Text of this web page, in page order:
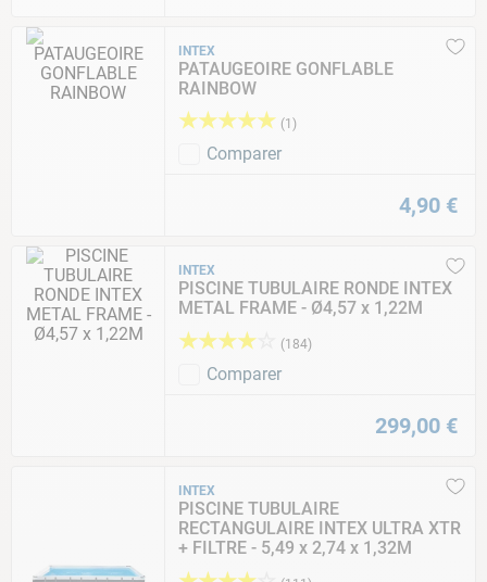
INTEX
PATAUGEOIRE GONFLABLE
RAINBOW
★★★★★ (1 )
Comparer
4,90 €
INTEX
PISCINE TUBULAIRE RONDE INTEX
METAL FRAME - Ø4,57 x 1,22M
★★★★ (184)
Comparer
299,00 €
INTEX
PISCINE TUBULAIRE
RECTANGULAIRE INTEX ULTRA XTR
+ FILTRE - 5,49 x 2,74 x 1,32M